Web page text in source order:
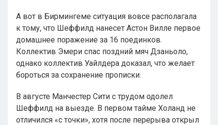
А вот в Бирмингеме ситуация вовсе располагала
к тому, что Шеффилд нанесет Астон Вилле первое
домашнее поражение за 16 поединков.
Коллектив Эмери спас поздний мяч Дзаньоло,
однако коллектив Уайлдера доказал, что желает
бороться за сохранение прописки.
В августе Манчестер Сити с трудом одолел
Шеффилд на выезде. В первом тайме Холанд не
отличился «с точки», хотя после перерыва открыл